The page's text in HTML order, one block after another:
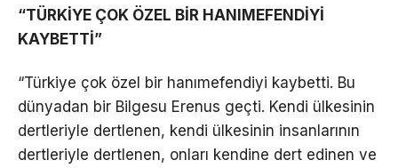
“TÜRKİYE ÇOK ÖZEL BİR HANIMEFENDİYİ
KAYBETTİ”
“Türkiye çok özel bir hanımefendiyi kaybetti. Bu
dünyadan bir Bilgesu Erenus geçti. Kendi ülkesinin
dertleriyle dertlenen, kendi ülkesinin insanlarının
dertleriyle dertlenen, onları kendine dert edinen ve